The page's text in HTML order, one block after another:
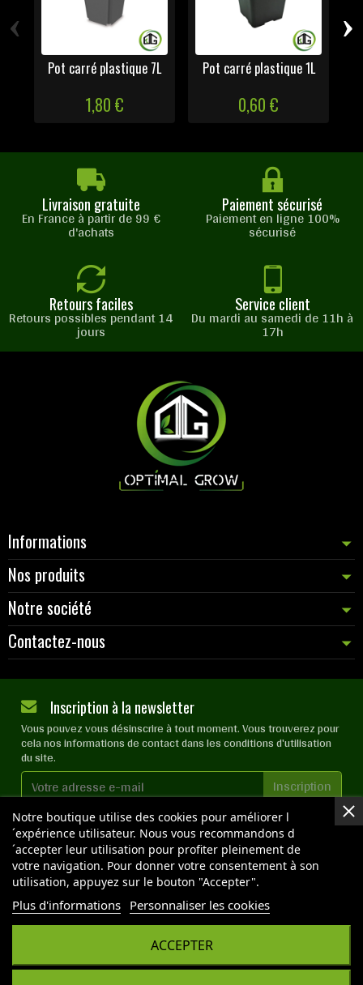
NOS BOUTIQUES
Pot carré plastique 7L
1,80 €
Pot carré plastique 1L
0,60 €
‹ ›
Livraison gratuite
En France à partir de 99 €
d'achats
Paiement sécurisé
Paiement en ligne 100%
sécurisé
Retours faciles
Retours possibles pendant 14
jours
Service client
Du mardi au samedi de 11h à
17h
Informations
Nos produits
Notre société
Contactez-nous
Notre boutique utilise des cookies pour améliorer l
´expérience utilisateur. Nous vous recommandons d
´accepter leur utilisation pour profiter pleinement de
votre navigation. Pour donner votre consentement à son
utilisation, appuyez sur le bouton "Accepter".
Plus d'informations Personnaliser les cookies
ACCEPTER
Inscription à la newsletter
Vous pouvez vous désinscrire à tout moment. Vous trouverez pour
cela nos informations de contact dans les conditions d'utilisation
du site.
J'accepte lesconditions généraleset lapolitique de
confidentialité
Copyright © 2026 OPTIMAL GROW - Tous droits réservés
- Reproduction interdite sans autorisation - Site